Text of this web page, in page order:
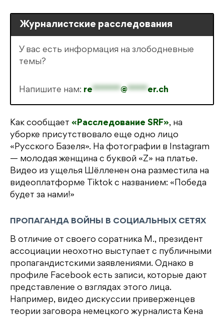
Журналистские расследования
У вас есть информация на злободневные
темы?
Напишите нам: re*******@*****er.ch
Как сообщает «Расследование SRF», на
уборке присутствовало еще одно лицо
«Русского Базеля». На фотографии в Instagram
— молодая женщина с буквой «Z» на платье.
Видео из ущелья Шёлленен она разместила на
видеоплатформе Tiktok с названием: «Победа
будет за нами!»
ПРОПАГАНДА ВОЙНЫ В СОЦИАЛЬНЫХ СЕТЯХ
В отличие от своего соратника М., президент
ассоциации неохотно выступает с публичными
пропагандистскими заявлениями. Однако в
профиле Facebook есть записи, которые дают
представление о взглядах этого лица.
Например, видео дискуссии приверженцев
теории заговора немецкого журналиста Кена